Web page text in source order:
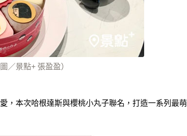
／景點+ 張盈盈）
，本次哈根達斯與櫻桃小丸子聯名，打造一系列最萌